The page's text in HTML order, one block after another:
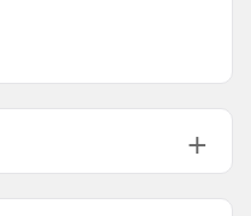
Heren, Dames, Unisex